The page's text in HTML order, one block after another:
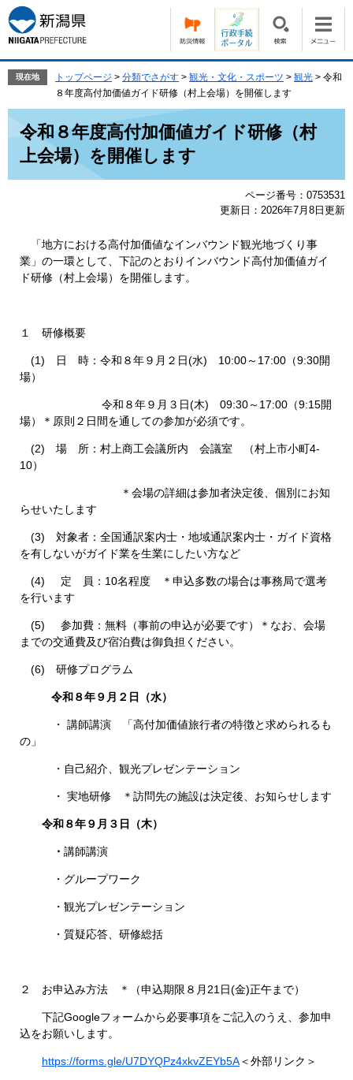
ー
ジ
の
で
ニ
ュ
ー
ば
現在地 トップページ > 分類でさがす > 観光・文化・スポーツ > 観光 > 令和
８年度高付加価値ガイド研修（村上会場）を開催します
令和８年度高付加価値ガイド研修（村
上会場）を開催します
ページ番号：0753531
更新日：2026年7月8日更新
「地方における高付加価値なインバウンド観光地づくり事
業」の一環として、下記のとおりインバウンド高付加価値ガイ
ド研修（村上会場）を開催します。
１ 研修概要
(1) 日 時：令和８年９月２日(水) 10:00～17:00（9:30開
場）
令和８年９月３日(木) 09:30～17:00（9:15開
場）＊原則２日間を通しての参加が必須です。
(2) 場 所：村上商工会議所内 会議室 （村上市小町4-
10）
＊会場の詳細は参加者決定後、個別にお知
らせいたします
(3) 対象者：全国通訳案内士・地域通訳案内士・ガイド資格
を有しないがガイド業を生業にしたい方など
(4) 定 員：10名程度 ＊申込多数の場合は事務局で選考
を行います
(5) 参加費：無料（事前の申込が必要です）＊なお、会場
までの交通費及び宿泊費は御負担ください。
(6) 研修プログラム
令和８年９月２日（水）
・ 講師講演 「高付加価値旅行者の特徴と求められるも
の」
・自己紹介、観光プレゼンテーション
・ 実地研修 ＊訪問先の施設は決定後、お知らせします
令和８年９月３日（木）
・ 講師講演
・グループワーク
・観光プレゼンテーション
・質疑応答、研修総括
２ お申込み方法 ＊（申込期限８月21日(金)正午まで）
下記Googleフォームから必要事項をご記入のうえ、参加申
込をお願いします。​
https://forms.gle/U7DYQPz4xkvZEYb5A＜外部リンク＞